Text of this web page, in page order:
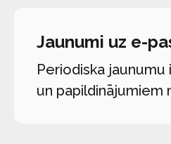
Jaunumi uz e-
Periodiska
un papildinājumiem